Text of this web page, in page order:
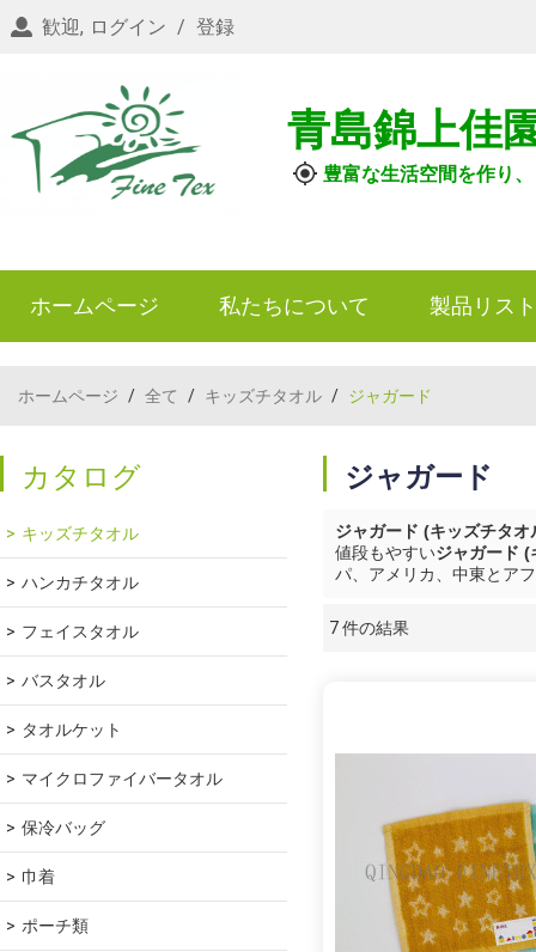
歓迎, ログイン / 登録
青島錦上佳
豊富な生活空間を作り
ホームページ 私たちについて 製品リスト
ホームページ / 全て / キッズチタオル / ジャガード
カタログ
キッズチタオル
ハンカチタオル
フェイスタオル
バスタオル
タオルケット
マイクロファイバータオル
保冷バッグ
巾着
ポーチ類
ジャガード
ジャガード (キッズチタオ
値段もやすいジャガード (
パ、アメリカ、中東とア
7 件の結果